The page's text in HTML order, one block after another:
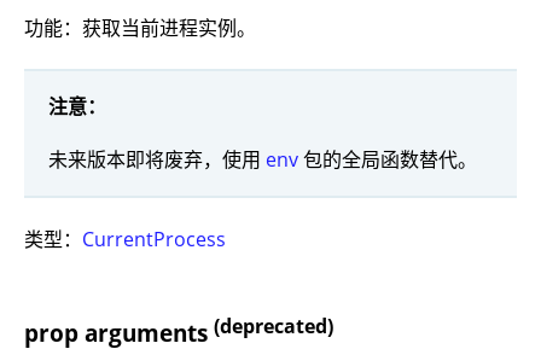
功能：获取当前进程实例。
注意：
未来版本即将废弃，使用 env包的全局函数替代。
类型： CurrentProcess
prop arguments (deprecated)